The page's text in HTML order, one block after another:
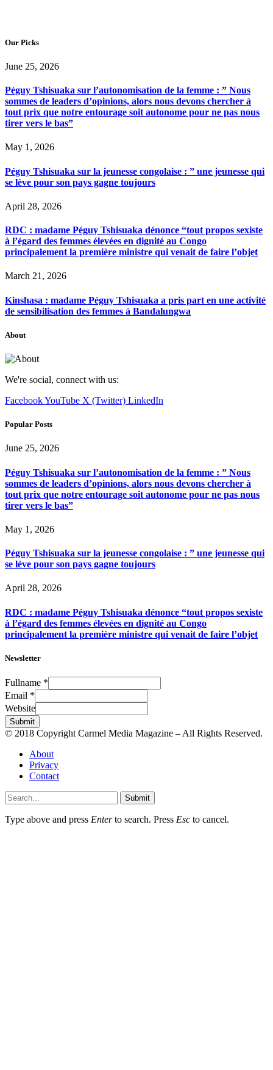
Our Picks
June 25, 2026
Péguy Tshisuaka sur l’autonomisation de la femme : ” Nous
sommes de leaders d’opinions, alors nous devons chercher à
tout prix que notre entourage soit autonome pour ne pas nous
tirer vers le bas”
May 1, 2026
Péguy Tshisuaka sur la jeunesse congolaise : ” une jeunesse qui
se lève pour son pays gagne toujours
April 28, 2026
RDC : madame Péguy Tshisuaka dénonce “tout propos sexiste
à l’égard des femmes élevées en dignité au Congo
principalement la première ministre qui venait de faire l’objet
March 21, 2026
Kinshasa : madame Péguy Tshisuaka a pris part en une activité
de sensibilisation des femmes à Bandalungwa
About
We're social, connect with us:
FacebookYouTube X (Twitter) LinkedIn
Popular Posts
June 25, 2026
Péguy Tshisuaka sur l’autonomisation de la femme : ” Nous
sommes de leaders d’opinions, alors nous devons chercher à
tout prix que notre entourage soit autonome pour ne pas nous
tirer vers le bas”
May 1, 2026
Péguy Tshisuaka sur la jeunesse congolaise : ” une jeunesse qui
se lève pour son pays gagne toujours
April 28, 2026
RDC : madame Péguy Tshisuaka dénonce “tout propos sexiste
à l’égard des femmes élevées en dignité au Congo
principalement la première ministre qui venait de faire l’objet
Newsletter
Fullname *
Email *
Website
Submit
© 2018 Copyright Carmel Media Magazine – All Rights Reserved.
About
Privacy
Contact
Submit
Type above and press Enterto search. Press Esc to cancel.